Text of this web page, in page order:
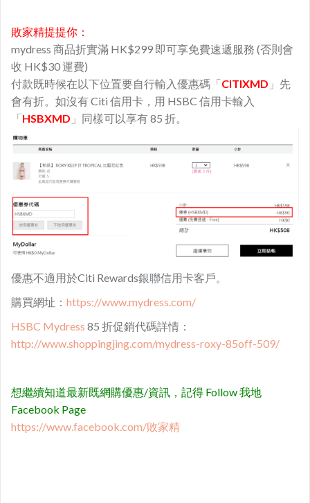
敗家精提提你：
mydress 商品折實滿 HK$299 即可享免費速遞服務 (否則會
收 HK$30 運費)
付款既時候在以下位置要自行輸入優惠碼「CITIXMD 」先
會有折。如沒有 Citi 信用卡，用 HSBC 信用卡輸入
「HSBXMD 」同樣可以享有 85 折。
優惠不適用於Citi Rewards銀聯信用卡客戶。
購買網址： https://www.mydress.com/
HSBC Mydress 85 折促銷代碼詳情：
http://www.shoppingjing.com/mydress-roxy-85off-509/
想繼續知道最新既網購優惠/資訊，記得 Follow 我地
Facebook Page
https://www.facebook.com/敗家精